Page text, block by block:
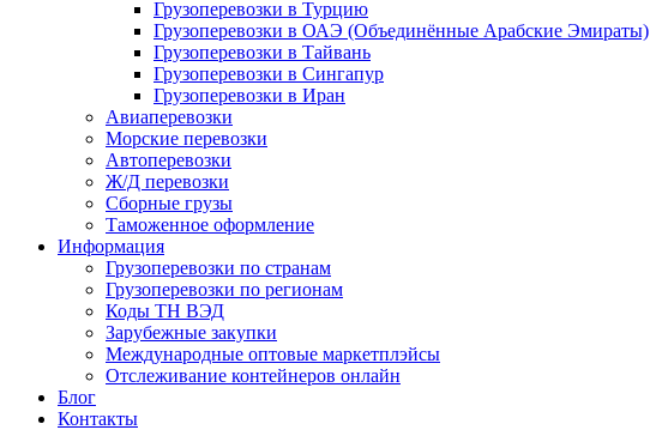
Грузоперевозки в Турцию
Грузоперевозки в ОАЭ (Объединённые Арабские Эмираты)
Грузоперевозки в Тайвань
Грузоперевозки в Сингапур
Грузоперевозки в Иран
Авиаперевозки
Морские перевозки
Автоперевозки
Ж/Д перевозки
Сборные грузы
Таможенное оформление
Информация
Грузоперевозки по странам
Грузоперевозки по регионам
Коды ТН ВЭД
Зарубежные закупки
Международные оптовые маркетплэйсы
Отслеживание контейнеров онлайн
Блог
Контакты